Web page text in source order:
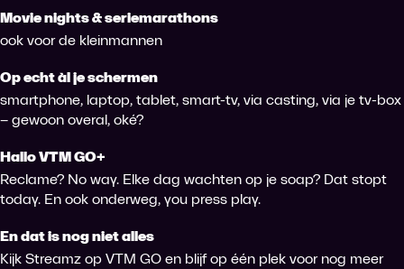
Movie nights & seriemarathons
ook voor de kleinmannen
Op echt àl je schermen
smartphone, laptop, tablet, smart-tv, via casting, via je tv-box
– gewoon overal, oké?
Hallo VTM GO+
Reclame? No way. Elke dag wachten op je soap? Dat stopt
today. En ook onderweg, you press play.
En dat is nog niet alles
Kijk Streamz op VTM GO en blijf op één plek voor nog meer